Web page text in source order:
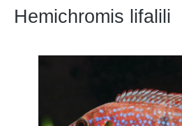
Hemichromis lifalili